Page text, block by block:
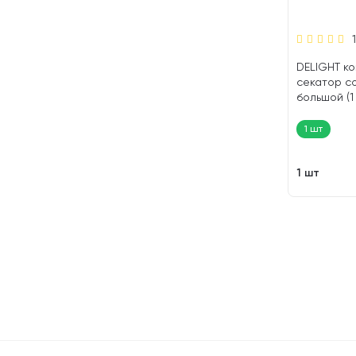
DELIGHT
секатор
большой
1 шт
1 шт